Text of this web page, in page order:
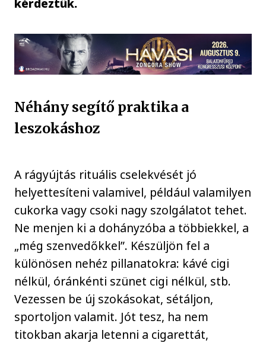
Néhány segítő praktika a
leszokáshoz
A rágyújtás rituális cselekvését jó
helyettesíteni valamivel, például valamilyen
cukorka vagy csoki nagy szolgálatot tehet.
Ne menjen ki a dohányzóba a többiekkel, a
„még szenvedőkkel”. Készüljön fel a
különösen nehéz pillanatokra: kávé cigi
nélkül, óránkénti szünet cigi nélkül, stb.
Vezessen be új szokásokat, sétáljon,
sportoljon valamit. Jót tesz, ha nem
titokban akarja letenni a cigarettát,